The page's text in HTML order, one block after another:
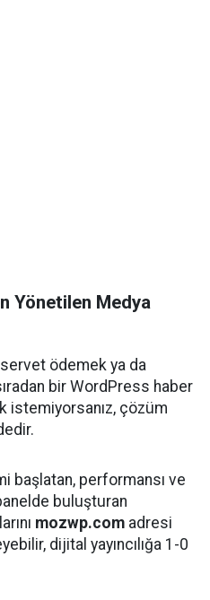
Yönetilen Medya
servet ödemek ya da
bir WordPress haber
istemiyorsanız, çözüm
başlatan, performansı ve
buluşturan
mozwp.com adresi
dijital yayıncılığa 1-0